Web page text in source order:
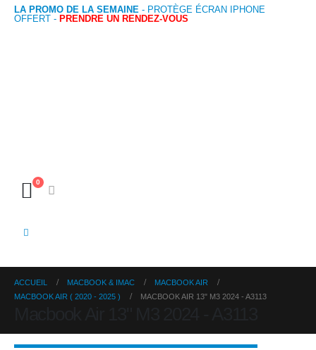
LA PROMO DE LA SEMAINE - PROTÈGE ÉCRAN IPHONE
OFFERT - PRENDRE UN RENDEZ-VOUS
0
ACCUEIL MACBOOK & IMAC
MACBOOK AIR
MACBOOK AIR ( 2020 - 2025 )
MACBOOK AIR 13" M3 2024 - A3113